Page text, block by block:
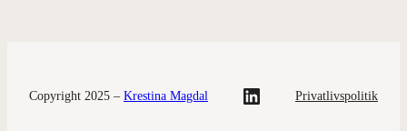
Copyright 2025 – Krestina Magdal LinkedInPrivatlivspolitik